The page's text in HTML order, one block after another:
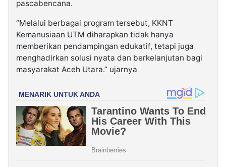
pascabencana.
“Melalui berbagai program tersebut, KKNT
Kemanusiaan UTM diharapkan tidak hanya
memberikan pendampingan edukatif, tetapi juga
menghadirkan solusi nyata dan berkelanjutan bagi
masyarakat Aceh Utara.” ujarnya